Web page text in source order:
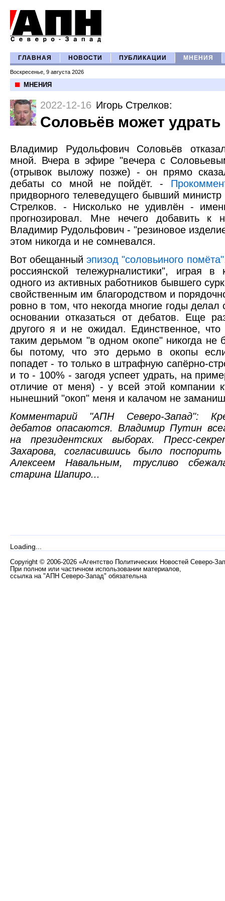
ГЛАВНАЯ НОВОСТИ ПУБЛИКАЦИИ МНЕНИЯ
Воскресенье, 9 августа 2026
МНЕНИЯ
2022-12-16 Игорь Стрелков:
Соловьёв может
Владимир Рудольфович Соловьёв
мной. Вчера в эфире "вечера с
(отрывок выложу позже) - он прямо
дебаты со мной не пойдёт. -
придворного телеведущего бывший
Стрелков. - Нисколько не удивлён -
прогнозировал. Мне нечего добавить к
Владимир Рудольфович - "резиновое
этом никогда и не сомневался.
Вот обещанныйэпизод "соловьиного помёта"
россиянской тележурналистики", играя
одного из активных работников бывшего
свойственным им благородством и
ровно в том, что некогда многие годы
основании отказаться от дебатов. Еще
другого я и не ожидал. Единственное,
таким дерьмом "в одном окопе" никогда не
бы потому, что это дерьмо в окопы
попадет - то только в штрафную сапёрно-
и то - 100% - загодя успеет удрать, на
отличие от меня) - у всей этой компании
нынешний "окоп" меня и калачом не
Комментарий "АПН Северо-Запад":
дебатов опасаются. Владимир Путин
на президентских выборах. Пресс-
Захарова, согласившись было
Алексеем Навальным, трусливо
старина Шапиро...
Loading...
Copyright © 2006-2026 «Агентство Политических Новостей Северо-
При полном или частичном использовании материалов,
ссылка на "АПН Северо-Запад" обязательна